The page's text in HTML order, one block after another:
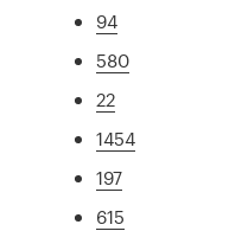
94
580
22
1454
197
615